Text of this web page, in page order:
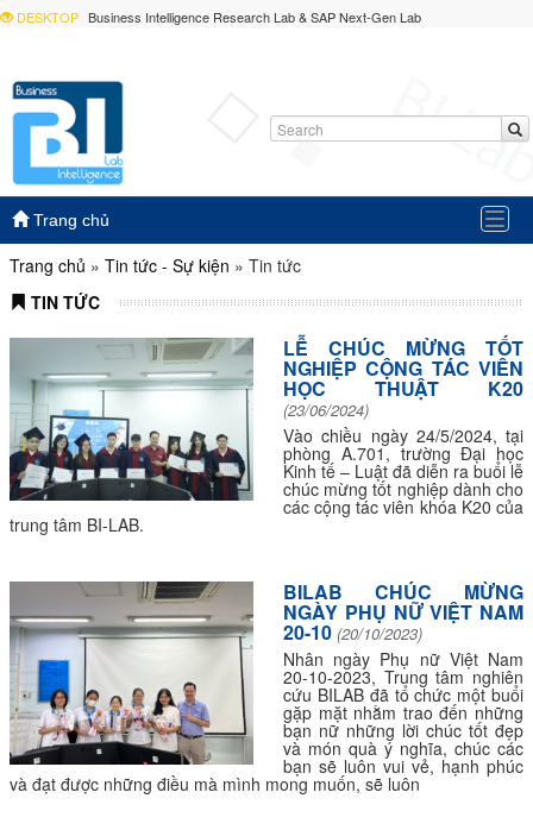
DESKTOP Business Intelligence Research Lab & SAP Next-Gen Lab
Trang chủ
Trang chủ » Tin tức - Sự kiện » Tin tức
TIN TỨC
LỄ CHÚC MỪNG TỐT
NGHIỆP CỘNG TÁC VIÊN
HỌC THUẬT K20
(23/06/2024)
Vào chiều ngày 24/5/2024, tại
phòng A.701, trường Đại học
Kinh tế – Luật đã diễn ra buổi lễ
chúc mừng tốt nghiệp dành cho
các cộng tác viên khóa K20 của
trung tâm BI-LAB.
BILAB CHÚC MỪNG
NGÀY PHỤ NỮ VIỆT NAM
20-10 (20/10/2023)
Nhân ngày Phụ nữ Việt Nam
20-10-2023, Trung tâm nghiên
cứu BILAB đã tổ chức một buổi
gặp mặt nhằm trao đến những
bạn nữ những lời chúc tốt đẹp
và món quà ý nghĩa, chúc các
bạn sẽ luôn vui vẻ, hạnh phúc
và đạt được những điều mà mình mong muốn, sẽ luôn